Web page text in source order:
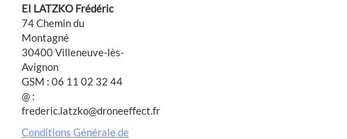
EI LATZKO Frédéric
74 Chemin du
Montagné
30400 Villeneuve-lès-
Avignon
GSM : 06 11 02 32 44
@ :
frederic.latzko@droneeffect.fr
Conditions Générale de